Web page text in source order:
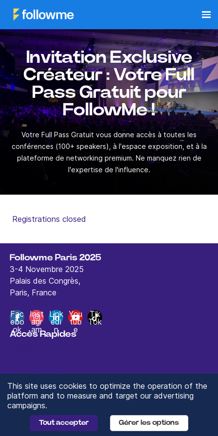
Invitation Exclusive
Créateur : Votre Full
Pass Gratuit pour
FollowMe !
Votre Full Pass Gratuit vous donne accès à toutes les
conférences (100+ speakers), à l'espace exposition, et à la
plateforme de networking premium. Ne manquez rien de
l'expertise de l'influence.
Registrations closed
Followme Paris 2025
3-4 Novembre 2025
Palais des Congrès,
Paris, France
Fac
ebo
ok
Inst
agr
am
Link
edi
n
You
tub
e
Tik
Tok
Accès Rapides
© 2025 ValueXchange - Tous droits réservés
Manage you Data Preferences
This site uses cookies to optimize the operation of the
platform and to measure and target our advertising
campaigns.
Tout accepter Gérer les options